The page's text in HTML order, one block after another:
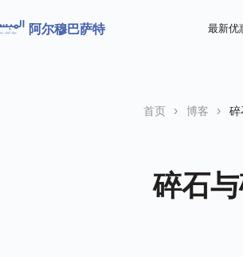
阿尔穆巴萨特 最新优
首页 › 博客 › 碎
碎石